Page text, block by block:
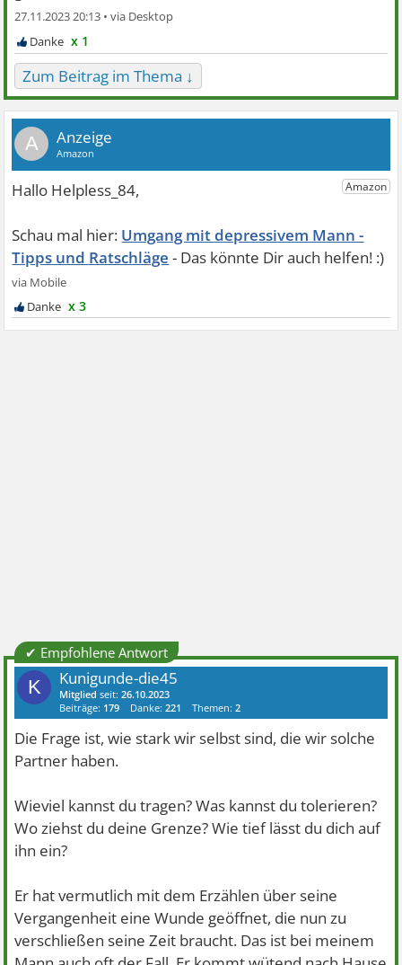
27.11.2023 20:13 •
x 1
Zum Beitrag im Thema ↓
A
Umgang mit depressivem Mann -
Tipps und Ratschläge
x 3
✔ Empfohlene Antwort
K Kunigunde-die45
Mitglied seit:26.10.2023
Beiträge: 179 Danke:221 Themen:2
Die Frage ist, wie stark wir selbst sind, die wir solche
Partner haben.
Wieviel kannst du tragen? Was kannst du tolerieren?
Wo ziehst du deine Grenze? Wie tief lässt du dich auf
ihn ein?
Er hat vermutlich mit dem Erzählen über seine
Vergangenheit eine Wunde geöffnet, die nun zu
verschließen seine Zeit braucht. Das ist bei meinem